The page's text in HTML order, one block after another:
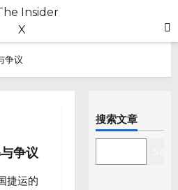
争议
争议
捷运的
搜索文章